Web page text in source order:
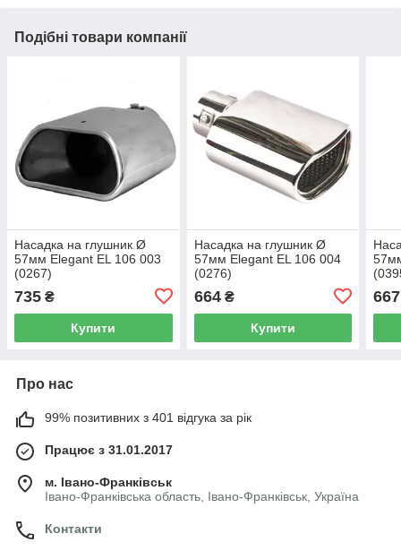
Подібні товари компанії
Насадка на глушник Ø
57мм Elegant EL 106 003
(0267)
735 ₴
Купити
Насадка на глушник Ø
57мм Elegant EL 106 004
(0276)
664₴
Купити
667
Про нас
99% позитивних з 401 відгука за рік
Працює з 31.01.2017
м. Івано-Франківськ
Івано-Франківська область, Івано-Франківськ, Україна
Контакти